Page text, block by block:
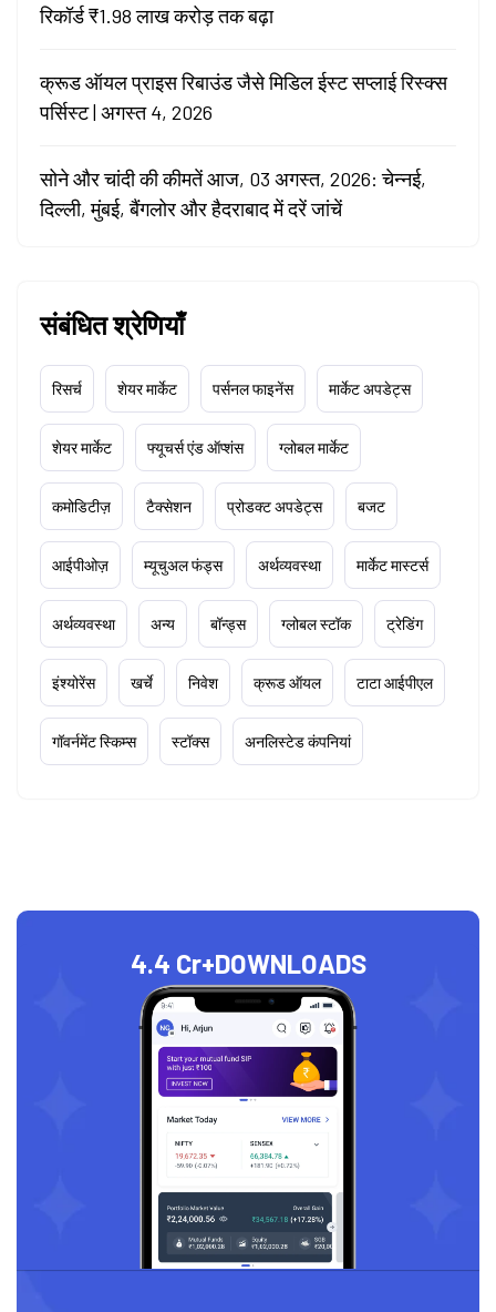
रिकॉर्ड ₹1.98 लाख करोड़ तक बढ़ा
क्रूड ऑयल प्राइस रिबाउंड जैसे मिडिल ईस्ट सप्लाई रिस्क्स
पर्सिस्ट | अगस्त 4, 2026
सोने और चांदी की कीमतें आज, 03 अगस्त, 2026: चेन्नई,
दिल्ली, मुंबई, बैंगलोर और हैदराबाद में दरें जांचें
संबंधित श्रेणियाँ
रिसर्च शेयर मार्केट पर्सनल फाइनेंस मार्केट अपडेट्स
शेयर मार्केट फ्यूचर्स एंड ऑप्शंस ग्लोबल मार्केट
कमोडिटीज़ टैक्सेशन प्रोडक्ट अपडेट्स बजट
आईपीओज़ म्यूचुअल फंड्स अर्थव्यवस्था मार्केट मास्टर्स
अर्थव्यवस्था अन्य बॉन्ड्स ग्लोबल स्टॉक ट्रेडिंग
इंश्योरेंस खर्चे निवेश क्रूड ऑयल टाटा आईपीएल
गॉवर्नमेंट स्किम्स स्टॉक्स अनलिस्टेड कंपनियां
4.4 Cr+DOWNLOADS